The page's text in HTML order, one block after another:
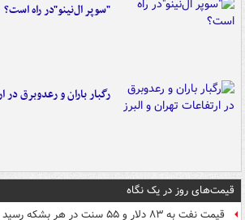
"سوپر ال‌نینو"در راه است؟
رگبار باران و رعدوبرق در
قیمت‌های روز در یک نگاه
قیمت نفت به ۸۳ دلار و ۵۵ سنت در هر بشکه رسید